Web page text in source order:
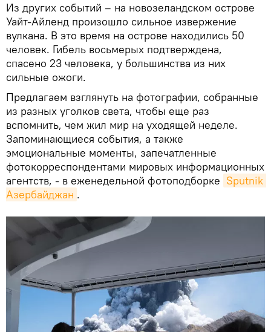
Из других событий – на новозеландском острове
Уайт-Айленд произошло сильное извержение
вулкана. В это время на острове находились 50
человек. Гибель восьмерых подтверждена,
спасено 23 человека, у большинства из них
сильные ожоги.
Предлагаем взглянуть на фотографии, собранные
из разных уголков света, чтобы еще раз
вспомнить, чем жил мир на уходящей неделе.
Запоминающиеся события, а также
эмоциональные моменты, запечатленные
фотокорреспондентами мировых информационных
агентств, - в еженедельной фотоподборке Sputnik
Азербайджан .